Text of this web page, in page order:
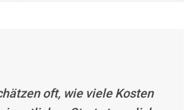
oft, wie viele Kosten